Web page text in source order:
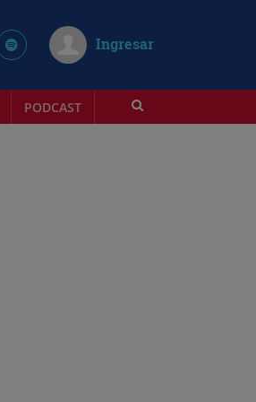
Ingresar
PODCAST